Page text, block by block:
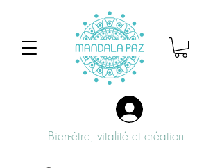
Bien-être, vitalité et création